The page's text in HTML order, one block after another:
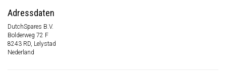
Adressdaten
DutchSpares B.V.
Bolderweg 72 F
8243 RD, Lelystad
Nederland